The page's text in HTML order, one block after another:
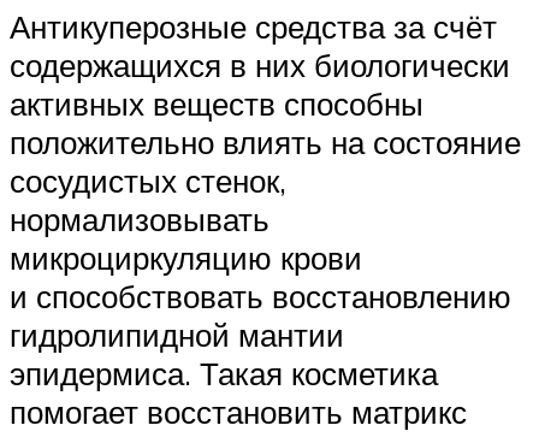
Антикуперозные средства за счёт
содержащихся в них биологически
активных веществ способны
положительно влиять на состояние
сосудистых стенок,
нормализовывать
микроциркуляцию крови
и способствовать восстановлению
гидролипидной мантии
эпидермиса. Такая косметика
помогает восстановить матрикс